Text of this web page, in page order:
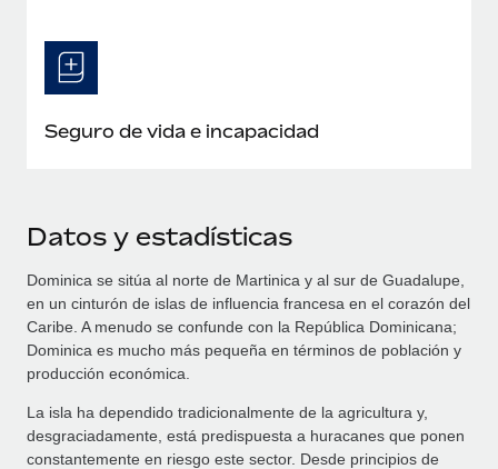
Seguro de vida e incapacidad
Datos y estadísticas
Dominica se sitúa al norte de Martinica y al sur de Guadalupe,
en un cinturón de islas de influencia francesa en el corazón del
Caribe. A menudo se confunde con la República Dominicana;
Dominica es mucho más pequeña en términos de población y
producción económica.
La isla ha dependido tradicionalmente de la agricultura y,
desgraciadamente, está predispuesta a huracanes que ponen
constantemente en riesgo este sector. Desde principios de